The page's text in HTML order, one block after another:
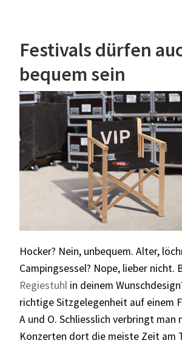
Festivals dürfen
bequem sein
Hocker? Nein, unbequem. Alter,
Campingsessel? Nope, lieber nicht.
Regiestuhl in deinem
richtige Sitzgelegenheit auf einem
A und O. Schliesslich verbringt man
Konzerten dort die meiste Zeit am